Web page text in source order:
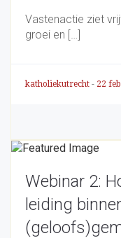
Vastenactie ziet
groei en […]
katholiekutrecht - 22
Webinar 2:
leiding